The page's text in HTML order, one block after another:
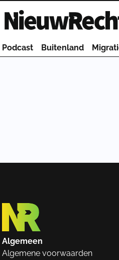
Homepage van NieuwRechts
Podcast Buitenland
Algemeen
Algemene voorwaarden